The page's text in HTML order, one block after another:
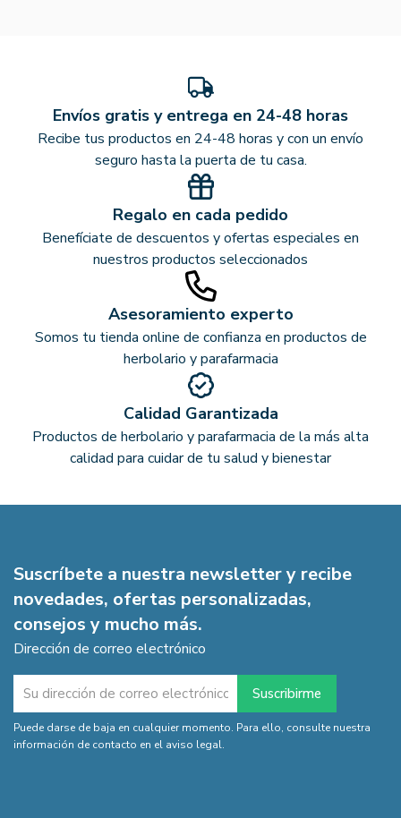
Envíos gratis y entrega en 24-48 horas
Recibe tus productos en 24-48 horas y con un envío
seguro hasta la puerta de tu casa.
Regalo en cada pedido
Benefíciate de descuentos y ofertas especiales en
nuestros productos seleccionados
Asesoramiento experto
Somos tu tienda online de confianza en productos de
herbolario y parafarmacia
Calidad Garantizada
Productos de herbolario y parafarmacia de la más alta
calidad para cuidar de tu salud y bienestar
Suscríbete a nuestra newsletter y recibe
novedades, ofertas personalizadas,
consejos y mucho más.
Dirección de correo electrónico
Puede darse de baja en cualquier momento. Para ello, consulte nuestra
información de contacto en el aviso legal.